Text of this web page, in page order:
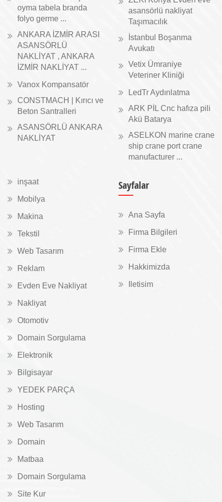
oyma tabela branda
folyo germe ...
ANKARA İZMİR ARASI
ASANSÖRLÜ
NAKLİYAT , ANKARA
İZMİR NAKLİYAT ...
Vanox Kompansatör
CONSTMACH | Kırıcı ve
Beton Santralleri
ASANSÖRLÜ ANKARA
NAKLİYAT
asansörlü nakliyat
Taşımacılık
İstanbul Boşanma
Avukatı
Vetix Ümraniye
Veteriner Kliniği
LedTr Aydınlatma
ARK PİL Cnc hafıza pili
Akü Batarya
ASELKON marine crane
ship crane port crane
manufacturer ...
inşaat
Mobilya
Makina
Tekstil
Web Tasarım
Reklam
Evden Eve Nakliyat
Nakliyat
Otomotiv
Domain Sorgulama
Elektronik
Bilgisayar
YEDEK PARÇA
Hosting
Web Tasarım
Domain
Matbaa
Domain Sorgulama
Site Kur
Sayfalar
Ana Sayfa
Firma Bilgileri
Firma Ekle
Hakkimizda
Iletisim